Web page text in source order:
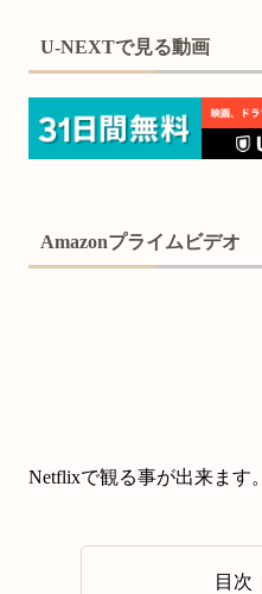
U-NEXTで見る動画
Amazonプライムビデオ
Netflixで観る事が出来ます。
目次